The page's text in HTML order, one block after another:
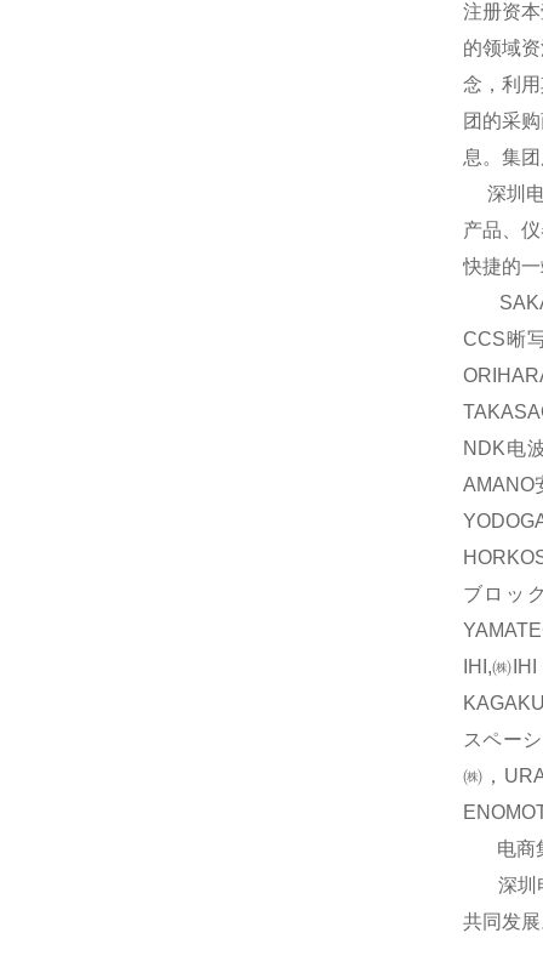
注册资
的领域
念，利
团的采
息。集
深圳电
产品、
快捷的
CCS晰
NDK电
AMANO
ブロッ
IHI,㈱
スペー
㈱，
电商集
深圳电
共同发